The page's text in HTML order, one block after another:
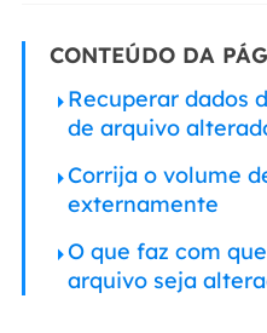
CONTEÚDO DA
Recuperar dados
de arquivo
Corrija o volume
externamente
O que faz com
arquivo seja